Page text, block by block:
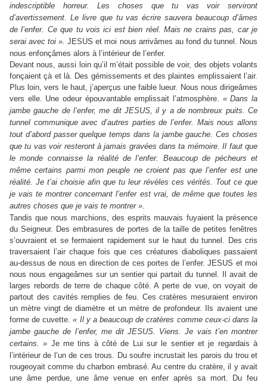
indescriptible horreur. Les choses que tu vas voir serviront
d’avertissement. Le livre que tu vas écrire sauvera beaucoup d’âmes
de l’enfer. Ce que tu vois ici est bien réel. Mais ne crains pas, car je
serai avec toi ». JESUS et moi nous arrivâmes au fond du tunnel. Nous
nous enfonçâmes alors à l’intérieur de l’enfer.
Devant nous, aussi loin qu’il m’était possible de voir, des objets volants
fonçaient çà et là. Des gémissements et des plaintes emplissaient l’air.
Plus loin, vers le haut, j’aperçus une faible lueur. Nous nous dirigeâmes
vers elle. Une odeur épouvantable emplissait l’atmosphère. « Dans la
jambe gauche de l’enfer, me dit JESUS, il y a de nombreux puits. Ce
tunnel communique avec d’autres parties de l’enfer. Mais nous allons
tout d’abord passer quelque temps dans la jambe gauche. Ces choses
que tu vas voir resteront à jamais gravées dans ta mémoire. Il faut que
le monde connaisse la réalité de l’enfer. Beaucoup de pécheurs et
même certains parmi mon peuple ne croient pas que l’enfer est une
réalité. Je t’ai choisie afin que tu leur révèles ces vérités. Tout ce que
je vais te montrer concernant l’enfer est vrai, de même que toutes les
autres choses que je vais te montrer »
Tandis que nous marchions, des esprits mauvais fuyaient la présence
du Seigneur. Des embrasures de portes de la taille de petites fenêtres
s’ouvraient et se fermaient rapidement sur le haut du tunnel. Des cris
traversaient l’air chaque fois que ces créatures diaboliques passaient
au-dessus de nous en direction de ces portes de l’enfer. JESUS et moi
nous nous engageâmes sur un sentier qui partait du tunnel. Il avait de
larges rebords de terre de chaque côté. A perte de vue, on voyait de
partout des cavités remplies de feu. Ces cratères mesuraient environ
un mètre vingt de diamètre et un mètre de profondeur. Ils avaient une
forme de cuvette.« Il y a beaucoup de cratères comme ceux-ci dans la
jambe gauche de l’enfer, me dit JESUS. Viens. Je vais t’en montrer
certains. » Je me tins à côté de Lui sur le sentier et je regardais à
l’intérieur de l’un de ces trous. Du soufre incrustait les parois du trou et
rougeoyait comme du charbon embrasé. Au centre du cratère, il y avait
une âme perdue, une âme venue en enfer après sa mort. Du feu